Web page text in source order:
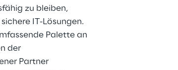
zu bleiben,
IT-Lösungen.
Palette an
der
Partner